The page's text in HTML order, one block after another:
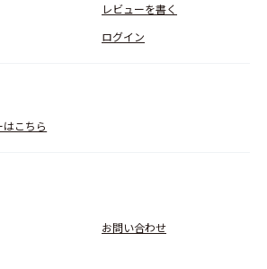
レビューを書く
ログイン
こちら
お問い合わせ